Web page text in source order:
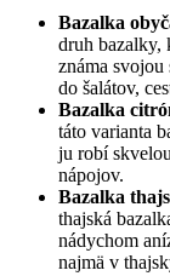
Bazalka
druh bazalky,
známa
do šalátov,
Bazalka
táto varianta
ju robí
nápojov.
Bazalka
thajská
nádychom
najmä v